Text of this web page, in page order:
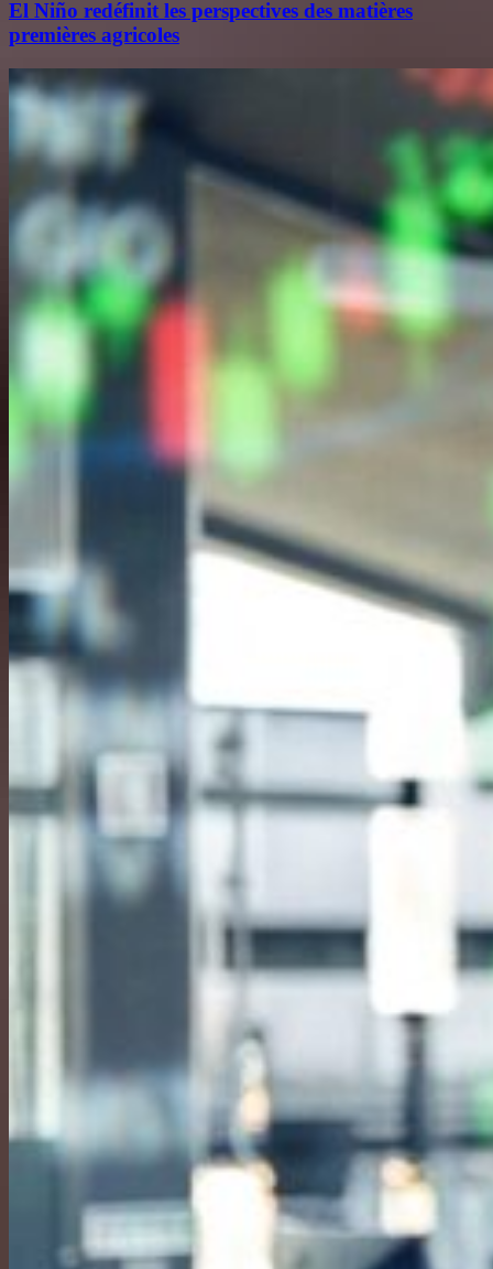
El Niño redéfinit les perspectives des matières
premières agricoles